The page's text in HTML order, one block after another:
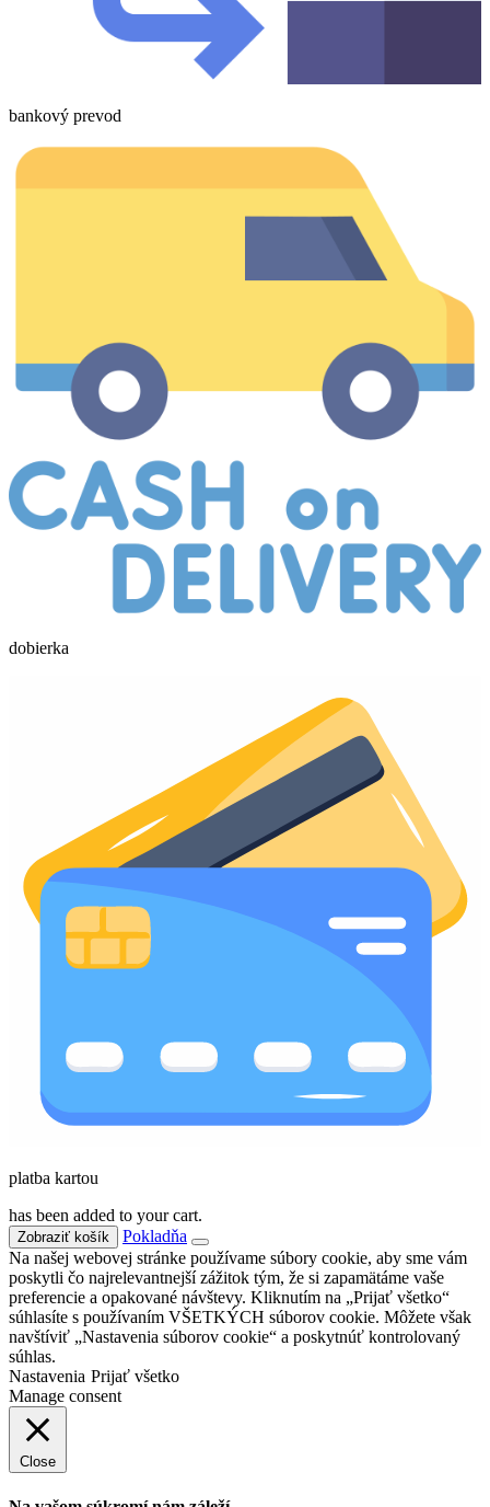
bankový prevod
dobierka
platba kartou
has been added to your cart.
Zobraziť košík
Pokladňa
Na našej webovej stránke používame súbory cookie, aby sme vám
poskytli čo najrelevantnejší zážitok tým, že si zapamätáme vaše
preferencie a opakované návštevy. Kliknutím na „Prijať všetko“
súhlasíte s používaním VŠETKÝCH súborov cookie. Môžete však
navštíviť „Nastavenia súborov cookie“ a poskytnúť kontrolovaný
súhlas.
Nastavenia Prijať všetko
Manage consent
Close